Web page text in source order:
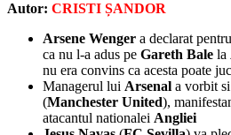
facebook-
twitter-
dribble-
instagram
Autor: CRISTI ȘANDOR
Arsene Wenger a declarat pentru
ca nu l-a adus pe Gareth Bale la
nu era convins ca acesta poate
Managerul lui Arsenal a vorbit
(Manchester United),
atacantul nationalei Angliei